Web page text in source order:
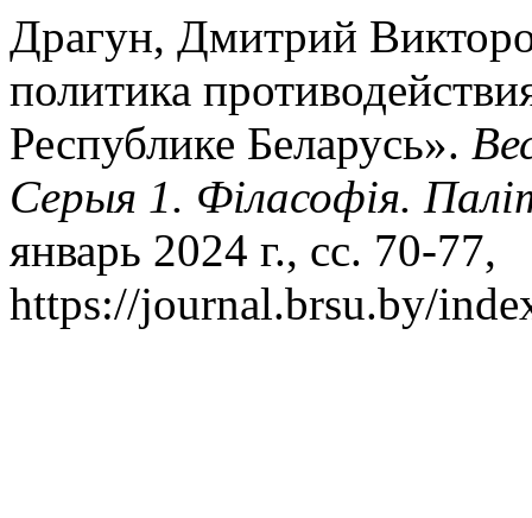
Драгун, Дмитрий
политика
Республике Беларусь».
Серыя 1. Філасофія.
январь 2024 г., сс. 70-77,
https://journal.brsu.by/